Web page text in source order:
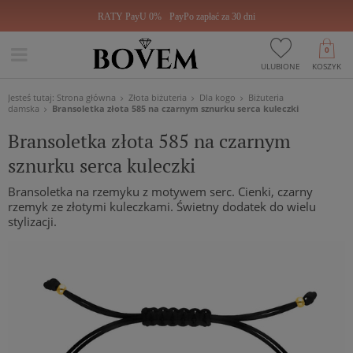
RATY PayU 0% PayPo zapłać za 30 dni
ULUBIONE KOSZYK
0
Jesteś tutaj: Strona główna Złota biżuteria Dla kogo
Biżuteria
damska
Bransoletka złota 585 na czarnym sznurku serca kuleczki
Bransoletka złota 585 na czarnym
sznurku serca kuleczki
Bransoletka na rzemyku z motywem serc. Cienki, czarny
rzemyk ze złotymi kuleczkami. Świetny dodatek do wielu
stylizacji.